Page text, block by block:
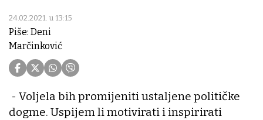
24.02.2021. u 13:15
Piše: Deni
Marčinković
- Voljela bih promijeniti ustaljene političke
dogme. Uspijem li motivirati i inspirirati